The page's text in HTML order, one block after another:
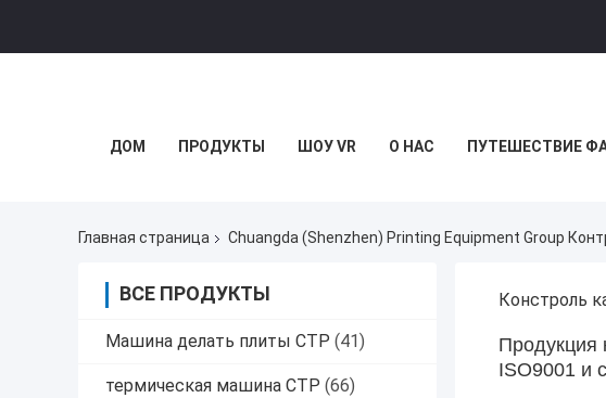
ДОМ ПРОДУКТЫ ШОУ VR О НАС ПУТЕШЕСТВИЕ
Главная страница Chuangda (Shenzhen) Printing Equipment Group
ВСЕ ПРОДУКТЫ
Машина делать плиты CTP (41)
термическая машина CTP (66)
Констроль
Продукция
ISO9001 и